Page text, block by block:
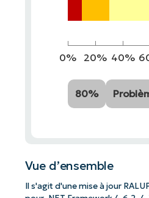
0% 20% 40%
80%
Vue d’ensemble
Il s'agit d'une mise à jour